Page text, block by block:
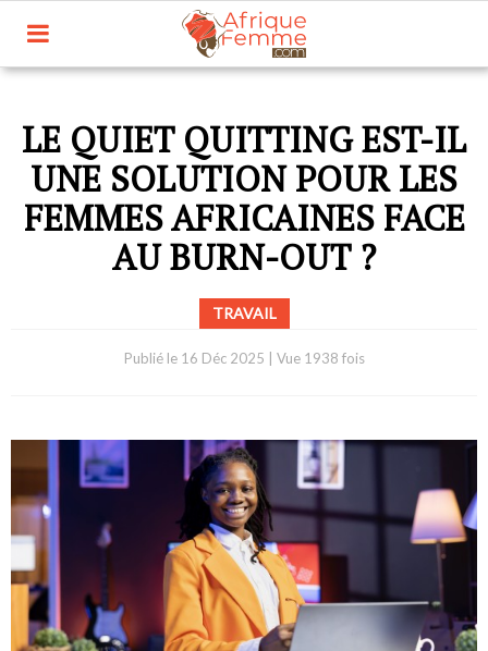
LE QUIET QUITTING EST-IL
UNE SOLUTION POUR LES
FEMMES AFRICAINES FACE
AU BURN-OUT ?
TRAVAIL
Publié le 16 Déc 2025 Vue 1938 fois